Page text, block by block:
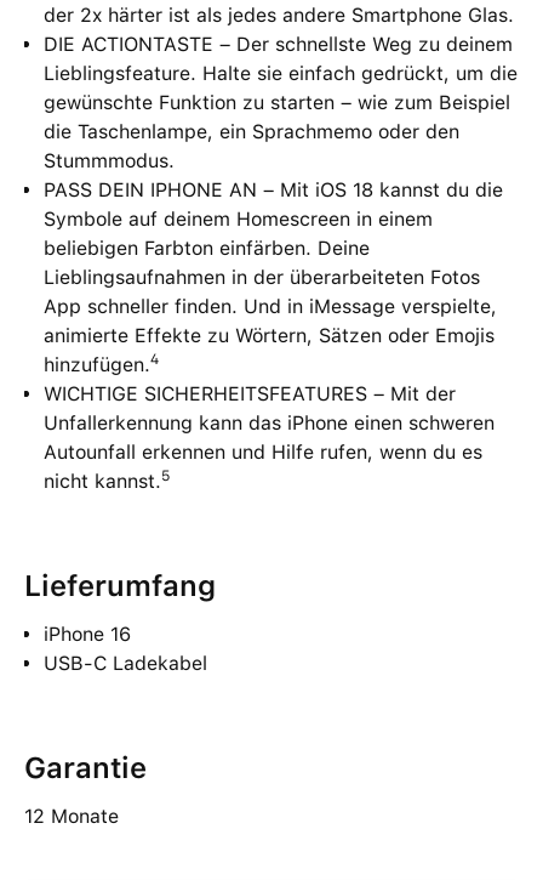
der 2x härter ist als jedes andere Smartphone Glas.
DIE ACTIONTASTE – Der schnellste Weg zu deinem
Lieblingsfeature. Halte sie einfach gedrückt, um die
gewünschte Funktion zu starten – wie zum Beispiel
die Taschenlampe, ein Sprachmemo oder den
Stummmodus.
PASS DEIN IPHONE AN – Mit iOS 18 kannst du die
Symbole auf deinem Homescreen in einem
beliebigen Farbton einfärben. Deine
Lieblingsaufnahmen in der überarbeiteten Fotos
App schneller finden. Und in iMessage verspielte,
animierte Effekte zu Wörtern, Sätzen oder Emojis
hinzufügen.4
WICHTIGE SICHERHEITSFEATURES – Mit der
Unfallerkennung kann das iPhone einen schweren
Autounfall erkennen und Hilfe rufen, wenn du es
nicht kannst.5
Lieferumfang
iPhone 16
USB-C Ladekabel
Garantie
12 Monate